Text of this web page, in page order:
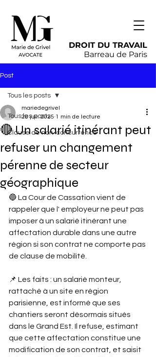
DROIT DU TRAVAIL
Barreau de Paris
Post
Tous les posts
Clause de non-concurrence
Tous les posts
🔴 Un salarié itinérant peut
refuser un changement
pérenne de secteur
géographique
mariedegrivel
28 juil. 2025 1 min de lecture
🔵 La Cour de Cassation vient de
rappeler que l' employeur ne peut pas
imposer à un salarié itinérant une
affectation durable dans une autre
région si son contrat ne comporte pas
de clause de mobilité.
📌 Les faits : un salarié monteur,
rattaché à un site en région
parisienne, est informé que ses
chantiers seront désormais situés
dans le Grand Est. Il refuse, estimant
que cette affectation constitue une
modification de son contrat, et saisit